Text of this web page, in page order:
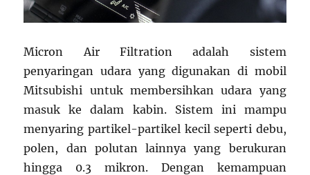
Micron Air Filtration adalah sistem
penyaringan udara yang digunakan di mobil
Mitsubishi untuk membersihkan udara yang
masuk ke dalam kabin. Sistem ini mampu
menyaring partikel-partikel kecil seperti debu,
polen, dan polutan lainnya yang berukuran
hingga 0.3 mikron. Dengan kemampuan